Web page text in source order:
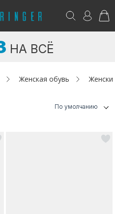
НА ВСЁ
Женская обувь
По умолчанию